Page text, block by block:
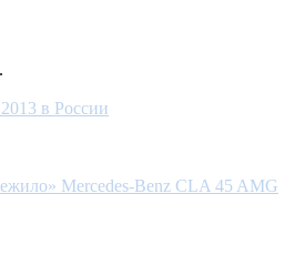
в России
Mercedes-Benz CLA 45 AMG